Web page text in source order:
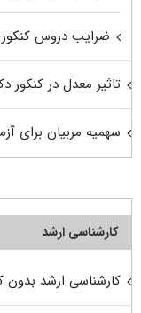
ضرایب دروس
تاثیر معدل در کنکور
سهمیه مربیان برای
کارشناسی ارشد
کارشناسی ارشد بدون